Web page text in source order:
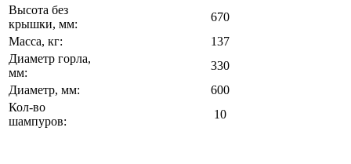
Высота без
крышки, мм:
670
Масса, кг:
137
Диаметр горла,
мм:
330
Диаметр, мм:
600
Кол-во
шампуров:
10